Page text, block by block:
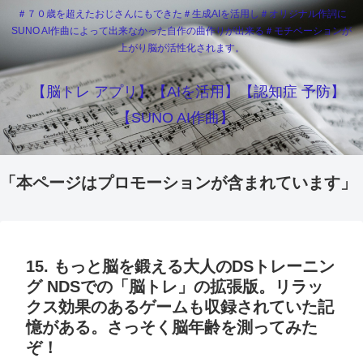
＃７０歳を超えたおじさんにもできた＃生成AIを活用し＃オリジナル作詞に
SUNO AI作曲によって出来なかった自作の曲作りが出来る＃モチベーションが
上がり脳が活性化されます。
【脳トレ アプリ】【AIを活用】【認知症 予防】
【SUNO AI作曲】
「本ページはプロモーションが含まれています」
15. もっと脳を鍛える大人のDSトレーニン
グ NDSでの「脳トレ」の拡張版。リラッ
クス効果のあるゲームも収録されていた記
憶がある。さっそく脳年齢を測ってみた
ぞ！